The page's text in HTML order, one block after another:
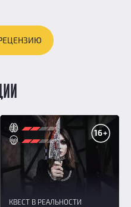
16+
КВЕСТ В РЕАЛЬНОСТИ